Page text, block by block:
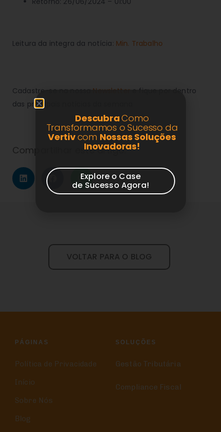
Leitura da integra da notícia: Min. Trabalho
Cadastre-se na nossa Newslettere fique por dentro
das principais notícias da semana
Compartilhar este artigo:
VOLTAR PARA O BLOG
PÁGINAS
Política de Privacidade
Início
Sobre Nós
Blog
SOLUÇÕES
Gestão Tributária
Compliance Fiscal
DescubraComo
Transformamos o Sucesso da
Vertivcom Nossas Soluções
Inovadoras!
Explore o Case
de Sucesso Agora!